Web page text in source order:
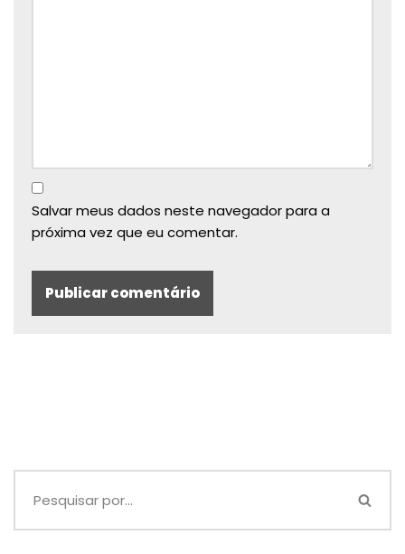
Salvar meus dados neste navegador para a
próxima vez que eu comentar.